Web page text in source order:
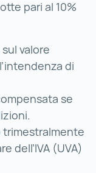
pari al 10%
valore
di
se
trimestralmente
dell’IVA (UVA)